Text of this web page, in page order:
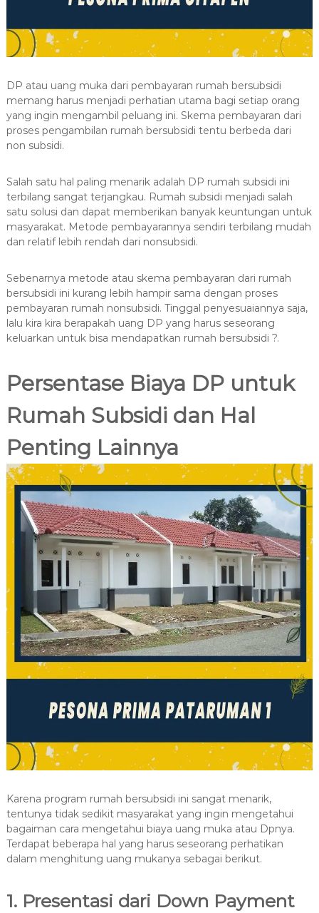
DP atau uang muka dari pembayaran rumah bersubsidi
memang harus menjadi perhatian utama bagi setiap orang
yang ingin mengambil peluang ini. Skema pembayaran dari
proses pengambilan rumah bersubsidi tentu berbeda dari
non subsidi.
Salah satu hal paling menarik adalah DP rumah subsidi ini
terbilang sangat terjangkau. Rumah subsidi menjadi salah
satu solusi dan dapat memberikan banyak keuntungan untuk
masyarakat. Metode pembayarannya sendiri terbilang mudah
dan relatif lebih rendah dari nonsubsidi.
Sebenarnya metode atau skema pembayaran dari rumah
bersubsidi ini kurang lebih hampir sama dengan proses
pembayaran rumah nonsubsidi. Tinggal penyesuaiannya saja,
lalu kira kira berapakah uang DP yang harus seseorang
keluarkan untuk bisa mendapatkan rumah bersubsidi ?.
Persentase Biaya DP untuk
Rumah Subsidi dan Hal
Penting Lainnya
Karena program rumah bersubsidi ini sangat menarik,
tentunya tidak sedikit masyarakat yang ingin mengetahui
bagaiman cara mengetahui biaya uang muka atau Dpnya.
Terdapat beberapa hal yang harus seseorang perhatikan
dalam menghitung uang mukanya sebagai berikut.
1. Presentasi dari Down Payment